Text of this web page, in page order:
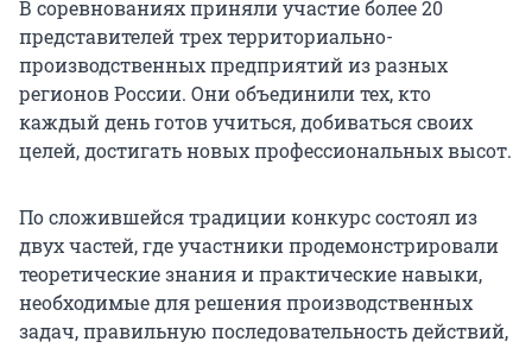
В соревнованиях приняли участие более 20
представителей трех территориально-
производственных предприятий из разных
регионов России. Они объединили тех, кто
каждый день готов учиться, добиваться своих
целей, достигать новых профессиональных высот.
По сложившейся традиции конкурс состоял из
двух частей, где участники продемонстрировали
теоретические знания и практические навыки,
необходимые для решения производственных
задач, правильную последовательность действий,